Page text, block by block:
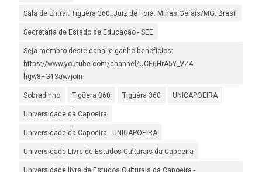
Sala de Entrar. Tigüéra 360. Juiz de Fora. Minas Gerais/MG. Brasil
Secretaria de Estado de Educação - SEE
Seja membro deste canal e ganhe benefícios:
https://www.youtube.com/channel/UCE6HrA5Y_VZ4-
hgw8FG13aw/join
Sobradinho Tigüera 360 Tigüéra 360 UNICAPOEIRA
Universidade da Capoeira
Universidade da Capoeira - UNICAPOEIRA
Universidade Livre de Estudos Culturais da Capoeira
Universidade livre de Estudos Culturais da Capoeira -